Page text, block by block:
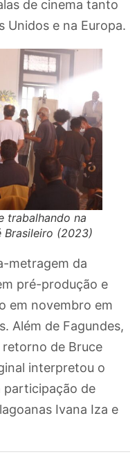
de cinema tanto
Unidos e na Europa.
trabalhando na
Brasileiro (2023)
metragem da
pré-produção e
em novembro em
Além de Fagundes,
de Bruce
interpretou o
participação de
Ivana Iza e